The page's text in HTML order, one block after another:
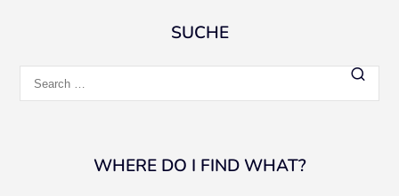
SUCHE
for:
WHERE DO I FIND WHAT?